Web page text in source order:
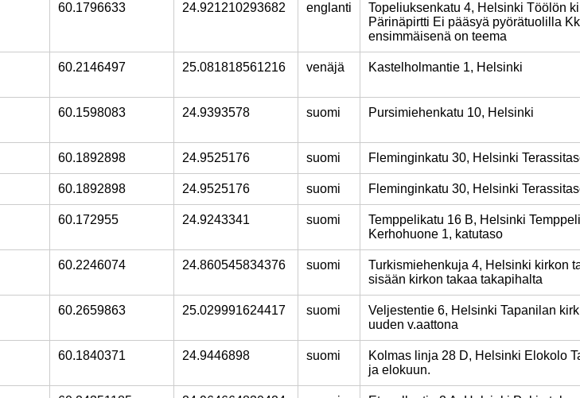
60.1796633 24.921210293682 englanti
Topeliuksenkatu 4, Helsinki Töölön
Pärinäpirtti Ei pääsyä pyörätuolilla
ensimmäisenä on teema
60.2146497 25.081818561216 venäjä Kastelholmantie 1, Helsinki
60.1598083 24.9393578 suomi Pursimiehenkatu 10, Helsinki
60.1892898 24.9525176 suomi Fleminginkatu 30, Helsinki
60.1892898 24.9525176 suomi Fleminginkatu 30, Helsinki
60.172955 24.9243341 suomi
Temppelikatu 16 B, Helsinki
Kerhohuone 1, katutaso
60.2246074 24.860545834376 suomi
Turkismiehenkuja 4, Helsinki kirkon
sisään kirkon takaa takapihalta
60.2659863 25.029991624417 suomi
Veljestentie 6, Helsinki Tapanilan
uuden v.aattona
60.1840371 24.9446898 suomi
Kolmas linja 28 D, Helsinki Elokolo
ja elokuun.